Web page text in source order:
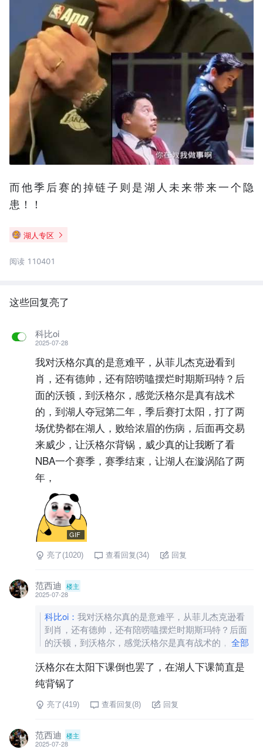
而他季后赛的掉链子则是湖人未来带来一个隐
患！！
湖人专区
阅读 110401
这些回复亮了
科比oi
2025-07-28
我对沃格尔真的是意难平，从菲儿杰克逊看到
肖，还有德帅，还有陪唠嗑摆烂时期斯玛特？后
面的沃顿，到沃格尔，感觉沃格尔是真有战术
的，到湖人夺冠第二年，季后赛打太阳，打了两
场优势都在湖人，败给浓眉的伤病，后面再交易
来威少，让沃格尔背锅，威少真的让我断了看
NBA一个赛季，赛季结束，让湖人在漩涡陷了两
年，
GIF
亮了(1020) 查看回复(34) 回复
范西迪
楼主
2025-07-28
科比oi ： 我对沃格尔真的是意难平，从菲儿杰克逊看
到肖，还有德帅，还有陪唠嗑摆烂时期斯玛特？后面
的沃顿，到沃格尔，感觉沃格尔是真有战术的，到湖
人，败给浓眉的伤病，后面再交易来威少，让沃格尔
背锅，威少真的让我断了看NBA一个赛季，赛季结
全部
沃格尔在太阳下课倒也罢了，在湖人下课简直是
纯背锅了
亮了(419) 查看回复(8) 回复
范西迪
楼主
2025-07-28